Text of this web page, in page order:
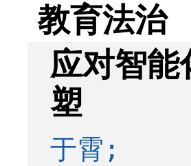
教育法治
应对智能
塑
于霄;